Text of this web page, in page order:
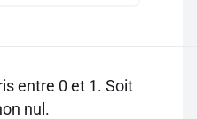
entre 0 et 1. Soit
nul.